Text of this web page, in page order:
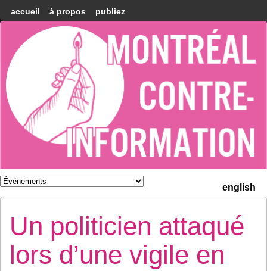
accueil à propos publiez
Montréal
Counter-
information
english
Un politicien attaqué
lors d’une vigile en